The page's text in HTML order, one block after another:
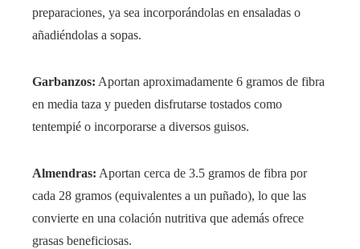
preparaciones, ya sea incorporándolas en ensaladas o
añadiéndolas a sopas.
Garbanzos: Aportan aproximadamente 6 gramos de fibra
en media taza y pueden disfrutarse tostados como
tentempié o incorporarse a diversos guisos.
Almendras: Aportan cerca de 3.5 gramos de fibra por
cada 28 gramos (equivalentes a un puñado), lo que las
convierte en una colación nutritiva que además ofrece
grasas beneficiosas.